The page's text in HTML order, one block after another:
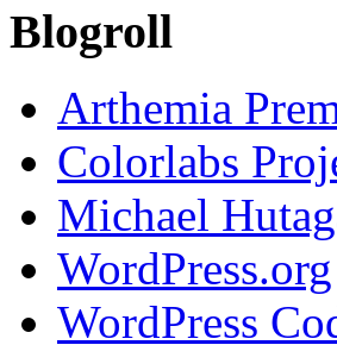
Blogroll
Arthemia
Colorlabs
Michael
WordPress.org
WordPress